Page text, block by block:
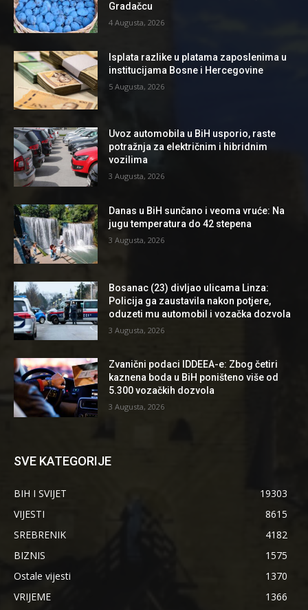
Gradačcu
4 Augusta, 2026
Isplata razlike u platama zaposlenima u
institucijama Bosne i Hercegovine
5 Augusta, 2026
Uvoz automobila u BiH usporio, raste
potražnja za električnim i hibridnim
vozilima
3 Augusta, 2026
Danas u BiH sunčano i veoma vruće: Na
jugu temperatura do 42 stepena
3 Augusta, 2026
Bosanac (23) divljao ulicama Linza:
Policija ga zaustavila nakon potjere,
oduzeti mu automobil i vozačka dozvola
3 Augusta, 2026
Zvanični podaci IDDEEA-e: Zbog četiri
kaznena boda u BiH poništeno više od
5.300 vozačkih dozvola
3 Augusta, 2026
SVE KATEGORIJE
BIH I SVIJET
19303
VIJESTI
8615
SREBRENIK
4182
BIZNIS
1575
Ostale vijesti
1370
VRIJEME
1366